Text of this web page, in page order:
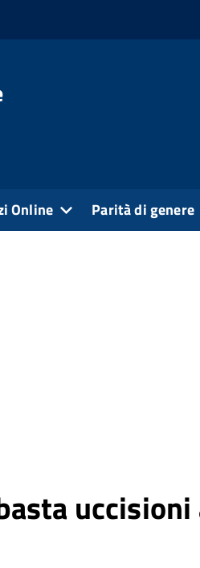
Online Parità di genere
uccisioni